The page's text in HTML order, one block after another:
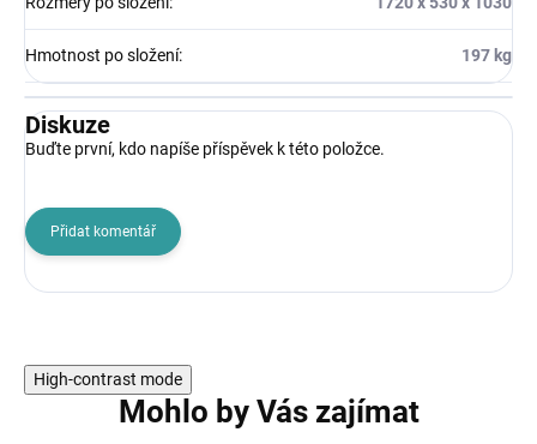
Hmotnost po složení: 197 kg
Diskuze
Buďte první, kdo napíše příspěvek k této položce.
Přidat komentář
High-contrast mode
Mohlo by Vás zajímat